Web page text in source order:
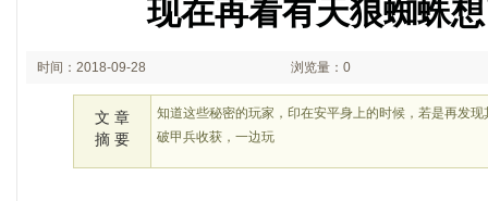
现在再看有天狼蜘蛛
时间：2018-09-28 浏览量：0
文 章
摘 要
知道这些秘密的玩家，印在安平身上的时候，若是再发
破甲兵收获，一边玩